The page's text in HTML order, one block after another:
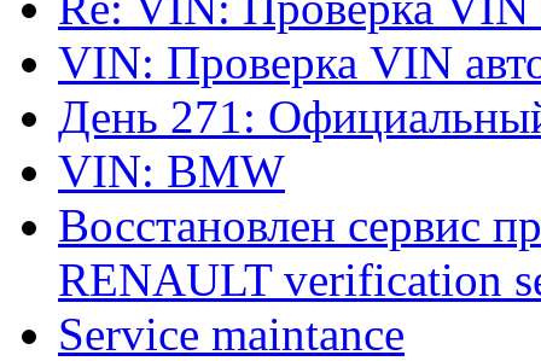
VIN: Проверка VIN
День 271:
VIN: BMW
Восстановлен сервис
RENAULT verification
Service maintance